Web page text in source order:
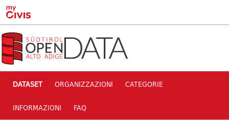
Skip to main content
DATASET ORGANIZZAZIONI CATEGORIE
INFORMAZIONI FAQ